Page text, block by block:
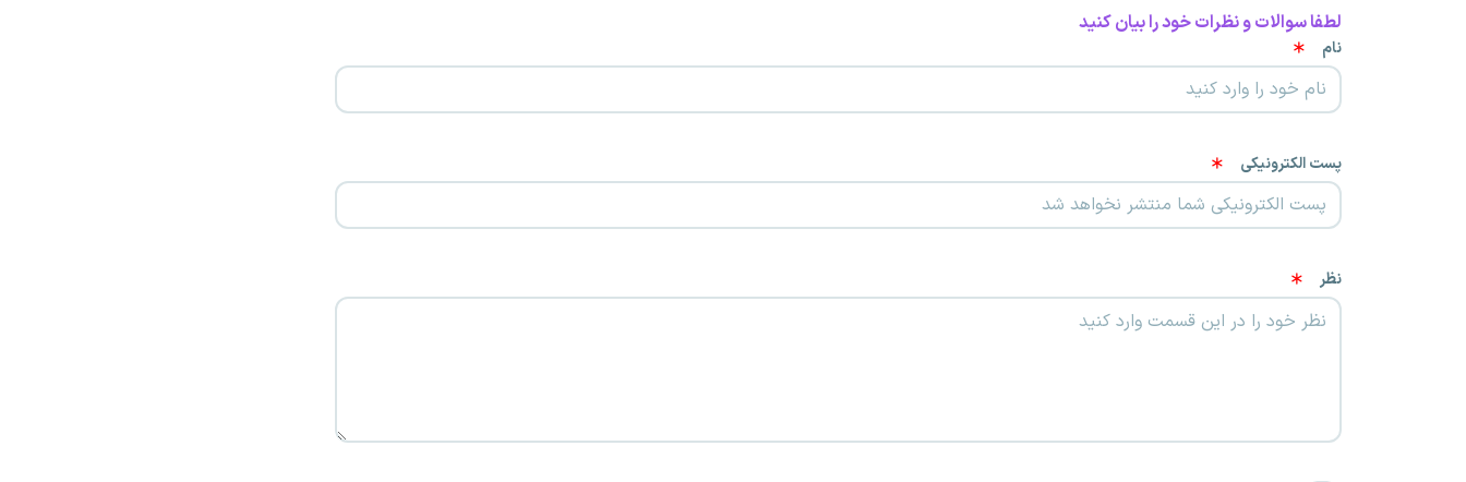
لطفا سوالات و نظرات خود را بیان کنید
نام
پست الکترونیکی
نظر